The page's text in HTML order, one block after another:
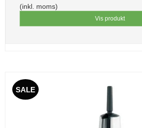
(inkl. moms)
Vis produkt
SALE